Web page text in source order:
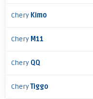
Chery Kimo
Chery M11
Chery QQ
CheryTiggo